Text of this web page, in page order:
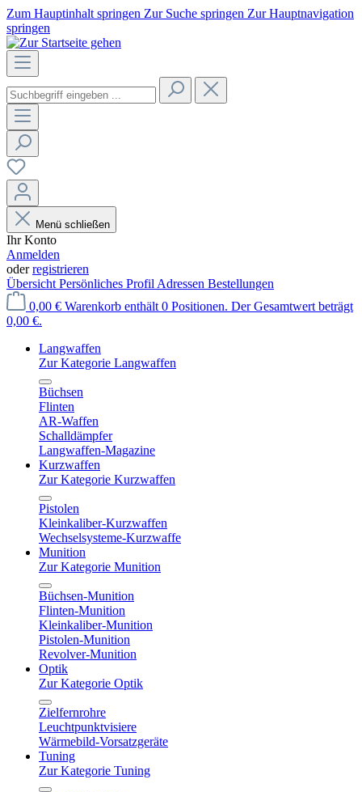
Zum Hauptinhalt springen Zur Suche springen Zur Hauptnavigation
springen
Menü schließen
Ihr Konto
Anmelden
oderregistrieren
Übersicht Persönliches Profil Adressen Bestellungen
0,00 € Warenkorb enthält 0 Positionen. Der Gesamtwert beträgt
0,00 €.
Langwaffen
Zur Kategorie Langwaffen
Büchsen
Flinten
AR-Waffen
Schalldämpfer
Langwaffen-Magazine
Kurzwaffen
Zur Kategorie Kurzwaffen
Pistolen
Kleinkaliber-Kurzwaffen
Wechselsysteme-Kurzwaffe
Munition
Zur Kategorie Munition
Büchsen-Munition
Flinten-Munition
Kleinkaliber-Munition
Pistolen-Munition
Revolver-Munition
Optik
Zur Kategorie Optik
Zielfernrohre
Leuchtpunktvisiere
Wärmebild-Vorsatzgeräte
Tuning
Zur Kategorie Tuning